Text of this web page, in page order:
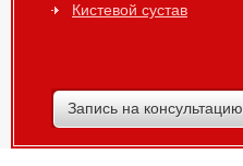
Кистевой сустав
Запись на консультацию